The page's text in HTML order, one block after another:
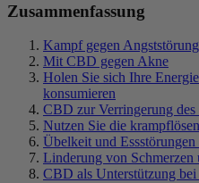
Zusammenfassung
Kampf gegen
Mit CBD gegen Akne
Holen Sie sich Ihre
konsumieren
CBD zur Verringerung
Nutzen Sie die
Übelkeit und
Linderung von
CBD als Unterstützung